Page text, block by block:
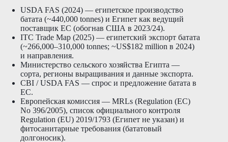
USDA FAS (2024) — египетское производство
батата (~440,000 tonnes) и Египет как ведущий
поставщик ЕС (обогнав США в 2023/24).
ITC Trade Map (2025) — египетский экспорт батата
(~266,000–310,000 tonnes; ~US$182 million в 2024)
и направления.
Министерство сельского хозяйства Египта —
сорта, регионы выращивания и данные экспорта.
CBI / USDA FAS — спрос и предложение батата в
ЕС.
Европейская комиссия — MRLs (Regulation (EC)
No 396/2005), список официального контроля
Regulation (EU) 2019/1793 (Египет не указан) и
фитосанитарные требования (бататовый
долгоносик).